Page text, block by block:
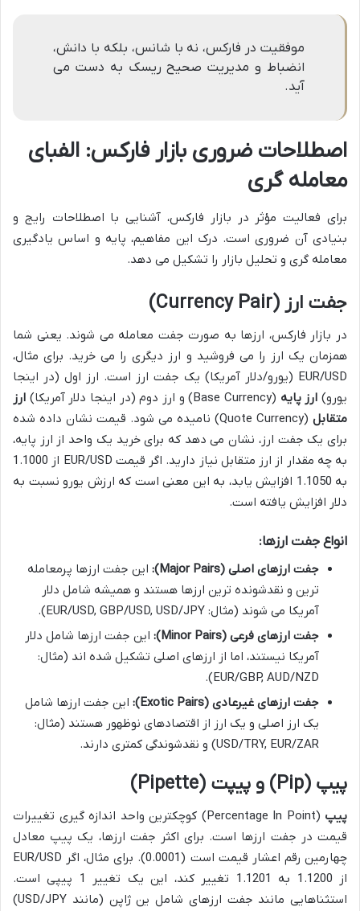
موفقیت در فارکس، نه با شانس، بلکه با دانش،
انضباط و مدیریت صحیح ریسک به دست می
آید.
اصطلاحات ضروری بازار فارکس: الفبای
معامله گری
برای فعالیت مؤثر در بازار فارکس، آشنایی با اصطلاحات رایج و
بنیادی آن ضروری است. درک این مفاهیم، پایه و اساس یادگیری
معامله گری و تحلیل بازار را تشکیل می دهد.
جفت ارز (Currency Pair)
در بازار فارکس، ارزها به صورت جفت معامله می شوند. یعنی شما
همزمان یک ارز را می فروشید و ارز دیگری را می خرید. برای مثال،
EUR/USD (یورو/دلار آمریکا) یک جفت ارز است. ارز اول (در اینجا
یورو) ارز پایه (Base Currency) و ارز دوم (در اینجا دلار آمریکا)
ارز
متقابل
(Quote Currency) نامیده می شود. قیمت نشان داده شده
برای یک جفت ارز، نشان می دهد که برای خرید یک واحد از ارز پایه،
به چه مقدار از ارز متقابل نیاز دارید. اگر قیمت EUR/USD از 1.1000
به 1.1050 افزایش یابد، به این معنی است که ارزش یورو نسبت به
دلار افزایش یافته است.
انواع جفت ارزها:
جفت ارزهای اصلی (Major Pairs):
این جفت ارزها پرمعامله
ترین و نقدشونده ترین ارزها هستند و همیشه شامل دلار
آمریکا می شوند (مثال: EUR/USD, GBP/USD, USD/JPY).
جفت ارزهای فرعی (Minor Pairs):
این جفت ارزها شامل دلار
آمریکا نیستند، اما از ارزهای اصلی تشکیل شده اند (مثال:
EUR/GBP, AUD/NZD).
جفت ارزهای غیرعادی (Exotic Pairs):
این جفت ارزها شامل
یک ارز اصلی و یک ارز از اقتصادهای نوظهور هستند (مثال:
USD/TRY, EUR/ZAR) و نقدشوندگی کمتری دارند.
پیپ (Pip) و پیپت (Pipette)
پیپ
(Percentage In Point) کوچکترین واحد اندازه گیری تغییرات
قیمت در جفت ارزها است. برای اکثر جفت ارزها، یک پیپ معادل
چهارمین رقم اعشار قیمت است (0.0001). برای مثال، اگر EUR/USD
از 1.1200 به 1.1201 تغییر کند، این یک تغییر 1 پیپی است.
استثناهایی مانند جفت ارزهای شامل ین ژاپن (مانند USD/JPY)